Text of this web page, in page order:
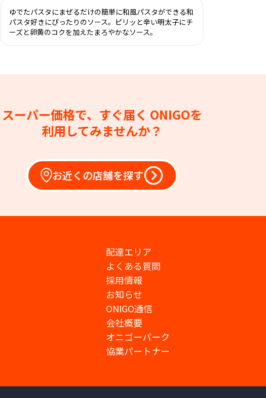
ゆでたパスタにまぜるだけの簡単に和風パスタができる和
パスタ好きにぴったりのソース。ピリッと辛い明太子にチ
ーズと卵黄のコクを加えたまろやかなソース。
スーパー価格で、すぐ届く ONIGOを
利用してみませんか？
お近くの店舗を探す
配達エリア
よくある質問
採用情報
お知らせ
ONIGO通信
会社概要
オニゴーパーク
協業パートナー